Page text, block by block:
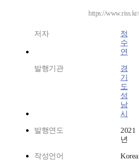
https://
저자
정
수
연
발행기관
경
기
도
성
남
시
발행연도
2021
년
작성언어